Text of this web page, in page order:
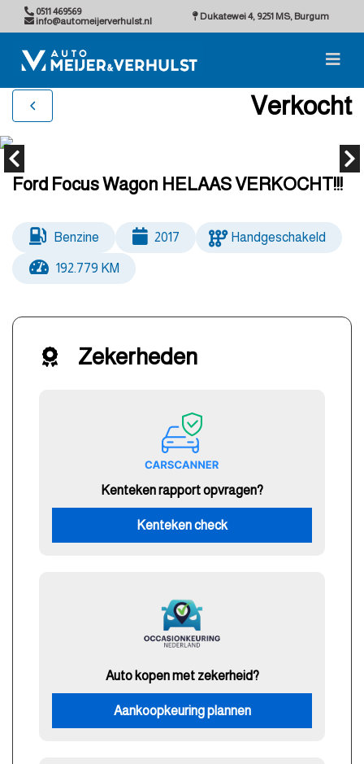
0511 469569
info@automeijerverhulst.nl
Dukatewei 4, 9251 MS, Burgum
Verkocht
Ford Focus Wagon HELAAS VERKOCHT!!!
Benzine 2017 Handgeschakeld
192.779 KM
Zekerheden
Kenteken rapport opvragen?
Kenteken check
Auto kopen met zekerheid?
Aankoopkeuring plannen